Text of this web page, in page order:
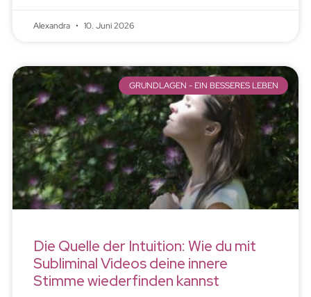
Alexandra 10. Juni 2026
GRUNDLAGEN - EIN BESSERES LEBEN
Die Quelle der Intuition: Wie du mit
Subliminal Videos deine innere
Stimme wiederfinden kannst